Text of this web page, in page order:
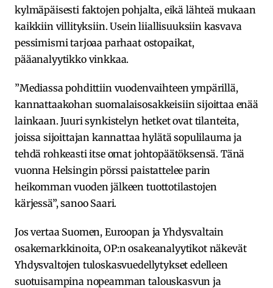
kylmäpäisesti faktojen pohjalta, eikä lähteä mukaan
kaikkiin villityksiin. Usein liiallisuuksiin kasvava
pessimismi tarjoaa parhaat ostopaikat,
pääanalyytikko vinkkaa.
”Mediassa pohdittiin vuodenvaihteen ympärillä,
kannattaakohan suomalaisosakkeisiin sijoittaa enää
lainkaan. Juuri synkistelyn hetket ovat tilanteita,
joissa sijoittajan kannattaa hylätä sopulilauma ja
tehdä rohkeasti itse omat johtopäätöksensä. Tänä
vuonna Helsingin pörssi paistattelee parin
heikomman vuoden jälkeen tuottotilastojen
kärjessä”, sanoo Saari.
Jos vertaa Suomen, Euroopan ja Yhdysvaltain
osakemarkkinoita, OP:n osakeanalyytikot näkevät
Yhdysvaltojen tuloskasvuedellytykset edelleen
suotuisampina nopeamman talouskasvun ja